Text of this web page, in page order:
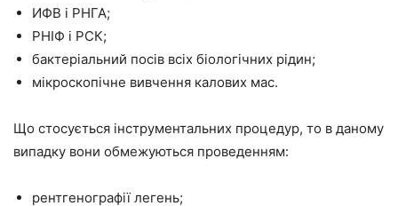
ИФВ і РНГА;
РНІФ і РСК;
бактеріальний посів всіх біологічних рідин;
мікроскопічне вивчення калових мас.
Що стосується інструментальних процедур, то в даному
випадку вони обмежуються проведенням:
рентгенографії легень;